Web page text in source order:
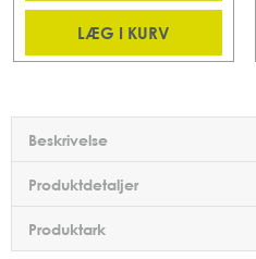
LÆG I KURV
Beskrivelse
Produktdetaljer
Produktark